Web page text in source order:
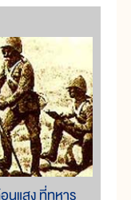
นแสง ที่ทหาร